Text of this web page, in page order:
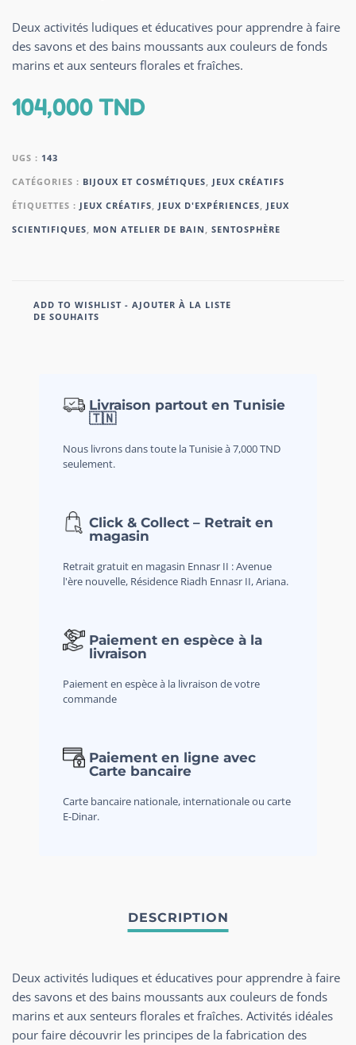
Deux activités ludiques et éducatives pour apprendre à faire
des savons et des bains moussants aux couleurs de fonds
marins et aux senteurs florales et fraîches.
104,000TND
UGS : 143
CATÉGORIES : BIJOUX ET COSMÉTIQUES
JEUX CRÉATIFS
ÉTIQUETTES : JEUX CRÉATIFS JEUX D'EXPÉRIENCES
JEUX
SCIENTIFIQUES
MON ATELIER DE BAIN SENTOSPHÈRE
ADD TO WISHLIST - AJOUTER À LA LISTE
DE SOUHAITS
Livraison partout en Tunisie
🇹🇳
Nous livrons dans toute la Tunisie à 7,000 TND
seulement.
Click & Collect – Retrait en
magasin
Retrait gratuit en magasin Ennasr II : Avenue
l'ère nouvelle, Résidence Riadh Ennasr II, Ariana.
Paiement en espèce à la
livraison
Paiement en espèce à la livraison de votre
commande
Paiement en ligne avec
Carte bancaire
Carte bancaire nationale, internationale ou carte
E-Dinar.
Deux activités ludiques et éducatives pour apprendre à faire
des savons et des bains moussants aux couleurs de fonds
marins et aux senteurs florales et fraîches. Activités idéales
pour faire découvrir les principes de la fabrication des